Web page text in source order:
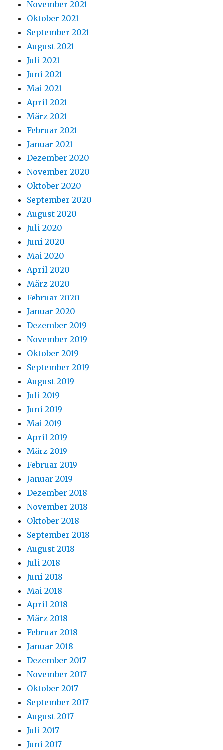
November 2021
Oktober 2021
September 2021
August 2021
Juli 2021
Juni 2021
Mai 2021
April 2021
März 2021
Februar 2021
Januar 2021
Dezember 2020
November 2020
Oktober 2020
September 2020
August 2020
Juli 2020
Juni 2020
Mai 2020
April 2020
März 2020
Februar 2020
Januar 2020
Dezember 2019
November 2019
Oktober 2019
September 2019
August 2019
Juli 2019
Juni 2019
Mai 2019
April 2019
März 2019
Februar 2019
Januar 2019
Dezember 2018
November 2018
Oktober 2018
September 2018
August 2018
Juli 2018
Juni 2018
Mai 2018
April 2018
März 2018
Februar 2018
Januar 2018
Dezember 2017
November 2017
Oktober 2017
September 2017
August 2017
Juli 2017
Juni 2017